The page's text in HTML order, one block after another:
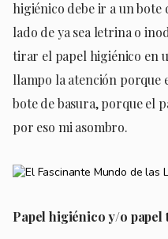
higiénico debe ir a un bote
lado de ya sea letrina o
tirar el papel higiénico en
llampo la atención porque
bote de basura, porque el
por eso mi asombro.
Papel higiénico y/o papel